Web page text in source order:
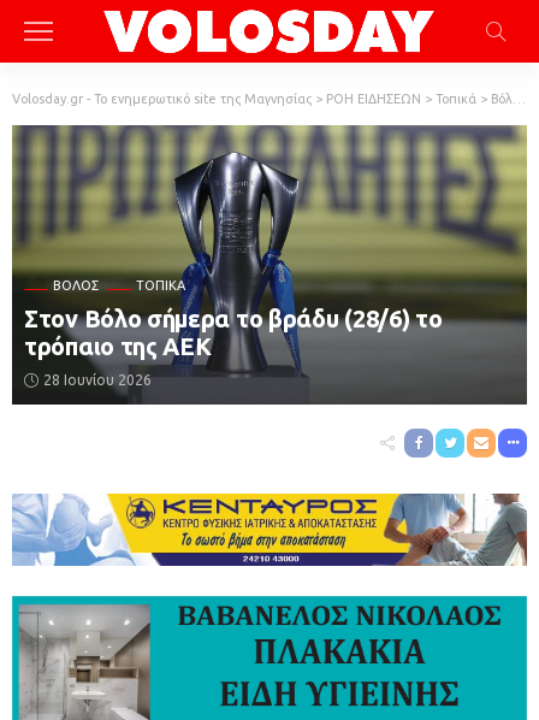
Volosday.gr - Το ενημερωτικό site της Μαγνησίας > ΡΟΗ ΕΙΔΗΣΕΩΝ > Τοπικά > Βόλος
ΒΌΛΟΣ ΤΟΠΙΚΆ
Στον Βόλο σήμερα το βράδυ (28/6) το
τρόπαιο της ΑΕΚ
28 Ιουνίου 2026